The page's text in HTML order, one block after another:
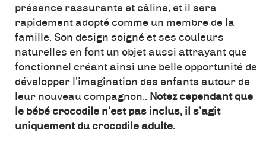
présence rassurante et câline, et il sera
rapidement adopté comme un membre de la
famille. Son design soigné et ses couleurs
naturelles en font un objet aussi attrayant que
fonctionnel créant ainsi une belle opportunité de
développer l’imagination des enfants autour de
leur nouveau compagnon.. Notez cependant que
le bébé crocodile n’est pas inclus, il s’agit
uniquement du crocodile adulte.